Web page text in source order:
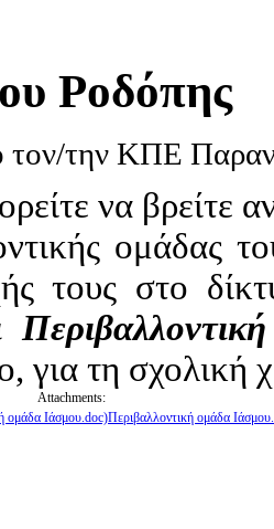
Ροδόπης
τον/την ΚΠΕ
να βρείτε
ομάδας
τους στο
για τη σχολική
Attachments:
Περιβαλλοντική ομάδα